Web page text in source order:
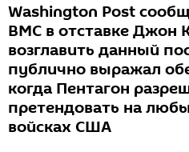
Washington Post
ВМС в отставке Джон
возглавить данный
публично выражал
когда Пентагон
претендовать на
войсках США